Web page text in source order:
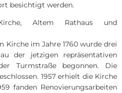
besichtigt werden.
Altem Rathaus und
Kirche im Jahre 1760 wurde drei
der jetzigen repräsentativen
Turmstraße begonnen. Die
1957 erhielt die Kirche
fanden Renovierungsarbeiten